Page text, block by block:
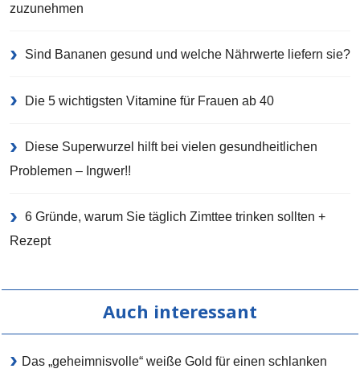
zuzunehmen
Sind Bananen gesund und welche Nährwerte liefern sie?
Die 5 wichtigsten Vitamine für Frauen ab 40
Diese Superwurzel hilft bei vielen gesundheitlichen
Problemen – Ingwer!!
6 Gründe, warum Sie täglich Zimttee trinken sollten +
Rezept
Auch interessant
Das „geheimnisvolle“ weiße Gold für einen schlanken